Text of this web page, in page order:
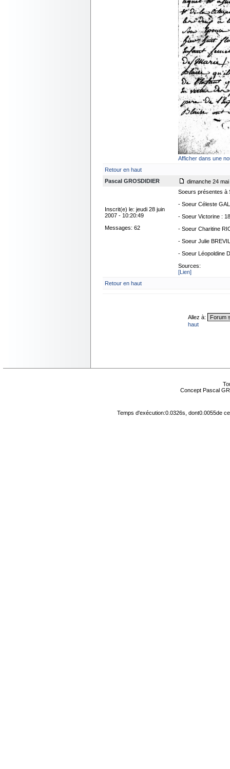
Afficher dans une
Retour en haut
Pascal GROSDIDIER
dimanche 24
Inscrit(e) le: jeudi 28 juin
2007 - 10:20:49
Messages: 62
Soeurs présentes à
- Soeur Céleste
- Soeur Victorine :
- Soeur Charitine
- Soeur Julie
- Soeur Léopoldine
Sources:
[Lien]
Retour en haut
Allez à:
haut
Concept Pascal
Temps d'exécution:0.0326s, dont0.0055de